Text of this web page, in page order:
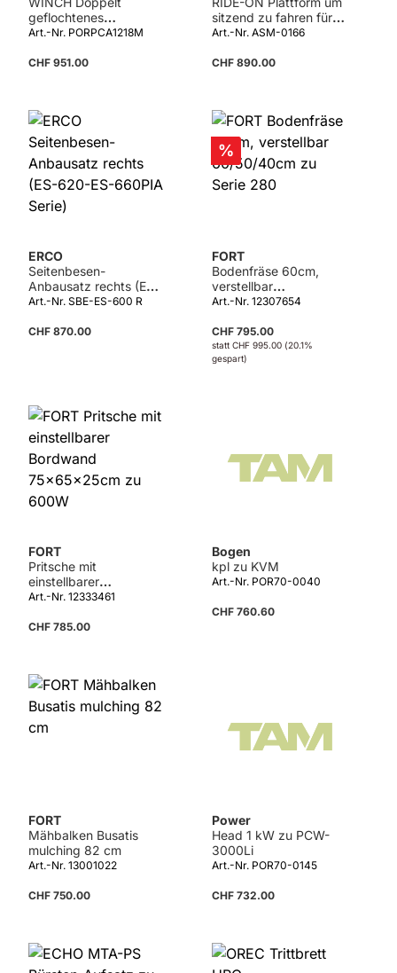
geflochtenes
Polyesterseil 12mm x
Art.-Nr. PORPCA1218M
CHF 951.00
sitzend zu fahren für
XM-Serie
Art.-Nr. ASM-0166
CHF 890.00
ERCO
Seitenbesen-
Anbausatz rechts (ES-
620-ES-660PIA Serie)
Art.-Nr. SBE-ES-600 R
CHF 870.00
Rabatt
%
FORT
Bodenfräse 60cm,
verstellbar
60/50/40cm zu Serie
Art.-Nr. 12307654
CHF 795.00
statt CHF 995.00 (20.1%
gespart)
FORT
Pritsche mit
einstellbarer
Bordwand
600W
Art.-Nr. 12333461
CHF 785.00
Bogen
kpl zu KVM
Art.-Nr. POR70-0040
CHF 760.60
FORT
Mähbalken Busatis
mulching 82 cm
Art.-Nr. 13001022
CHF 750.00
Power
Head 1 kW zu PCW-
3000Li
Art.-Nr. POR70-0145
CHF 732.00